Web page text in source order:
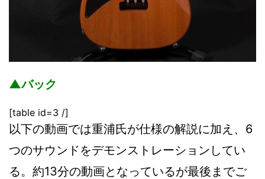
▲バック
[table id=3 /]
以下の動画では重浦氏が仕様の解説に加え、6
つのサウンドをデモンストレーションしてい
る。約13分の動画となっているが最後までご